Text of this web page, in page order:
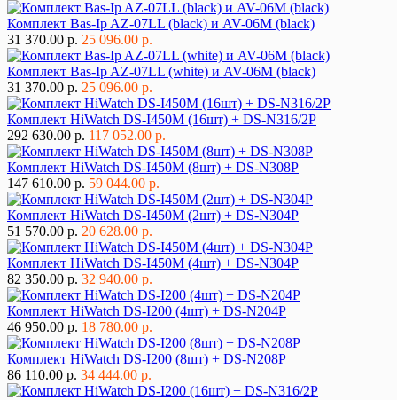
Комплект Bas-Ip AZ-07LL (black) и AV-06M (black)
31 370.00 р. 25 096.00 р.
Комплект Bas-Ip AZ-07LL (white) и AV-06M (black)
31 370.00 р. 25 096.00 р.
Комплект HiWatch DS-I450M (16шт) + DS-N316/2P
292 630.00 р. 117 052.00 р.
Комплект HiWatch DS-I450M (8шт) + DS-N308P
147 610.00 р. 59 044.00 р.
Комплект HiWatch DS-I450M (2шт) + DS-N304P
51 570.00 р. 20 628.00 р.
Комплект HiWatch DS-I450M (4шт) + DS-N304P
82 350.00 р. 32 940.00 р.
Комплект HiWatch DS-I200 (4шт) + DS-N204P
46 950.00 р. 18 780.00 р.
Комплект HiWatch DS-I200 (8шт) + DS-N208P
86 110.00 р. 34 444.00 р.